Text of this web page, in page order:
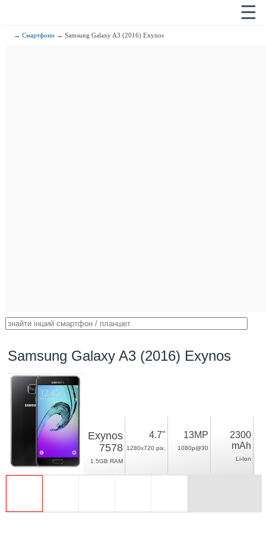
☰
→Смартфони → Samsung Galaxy A3 (2016) Exynos
Samsung Galaxy A3 (2016) Exynos
Exynos
7578
1.5GB RAM
4.7"
1280x720 pix.
13MP
1080p@30
2300
mAh
Li-Ion